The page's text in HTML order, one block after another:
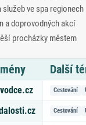
služeb ve spa regionech
a doprovodných akcí
procházky městem
domén s tématy a
Další
Cestování
Cestování